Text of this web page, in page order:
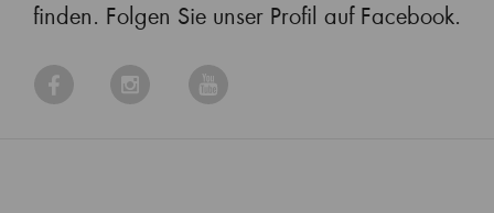
finden. Folgen Sie unser Profil auf Facebook.